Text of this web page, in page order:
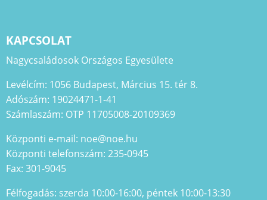
KAPCSOLAT
Nagycsaládosok Országos Egyesülete
Levélcím: 1056 Budapest, Március 15. tér 8.
Adószám: 19024471-1-41
Számlaszám: OTP 11705008-20109369
Központi e-mail: noe@noe.hu
Központi telefonszám: 235-0945
Fax: 301-9045
Félfogadás: szerda 10:00-16:00, péntek 10:00-13:30